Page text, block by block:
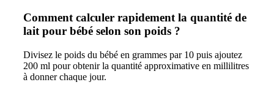
Comment calculer rapidement la quantité de
lait pour bébé selon son poids ?
Divisez le poids du bébé en grammes par 10 puis ajoutez
200 ml pour obtenir la quantité approximative en millilitres
à donner chaque jour.